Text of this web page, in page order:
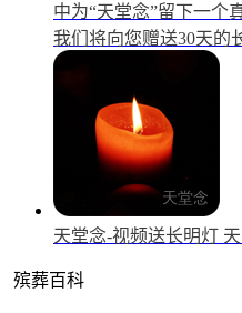
中为“天堂念”留下一个
我们将向您赠送30天的
天堂念-视频送长明灯
殡葬百科